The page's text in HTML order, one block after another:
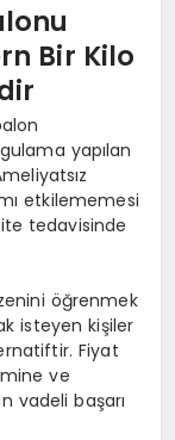
Bir Kilo
yapılan
etkilememesi
tedavisinde
öğrenmek
isteyen kişiler
Fiyat
ve
vadeli başarı